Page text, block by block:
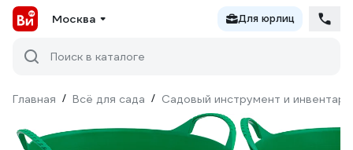
Москва Для юрлиц
Поиск в каталоге
Главная / Всё для сада / Садовый инструмент и инвентарь